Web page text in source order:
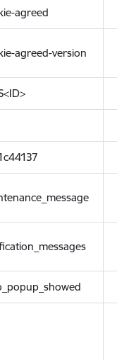
agreed
agreed-version